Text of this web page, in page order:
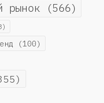
рынок (566)
(100)